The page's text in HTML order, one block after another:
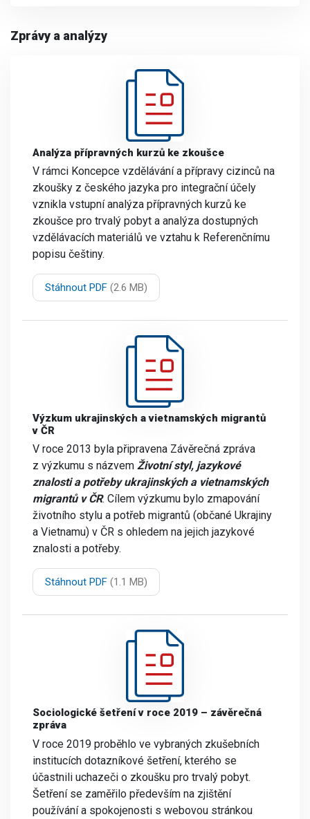
Zprávy a analýzy
Analýza přípravných kurzů ke zkoušce
V rámci Koncepce vzdělávání a přípravy cizinců na
zkoušky z českého jazyka pro integrační účely
vznikla vstupní analýza přípravných kurzů ke
zkoušce pro trvalý pobyt a analýza dostupných
vzdělávacích materiálů ve vztahu k Referenčnímu
popisu češtiny.
Stáhnout PDF (2.6 MB)
Výzkum ukrajinských a vietnamských migrantů
v ČR
V roce 2013 byla připravena Závěrečná zpráva
z výzkumu s názvem Životní styl, jazykové
znalosti a potřeby ukrajinských a vietnamských
migrantů v ČR. Cílem výzkumu bylo zmapování
životního stylu a potřeb migrantů (občané Ukrajiny
a Vietnamu) v ČR s ohledem na jejich jazykové
znalosti a potřeby.
Stáhnout PDF (1.1 MB)
Sociologické šetření v roce 2019 – závěrečná
zpráva
V roce 2019 proběhlo ve vybraných zkušebních
institucích dotazníkové šetření, kterého se
účastnili uchazeči o zkoušku pro trvalý pobyt.
Šetření se zaměřilo především na zjištění
používání a spokojenosti s webovou stránkou